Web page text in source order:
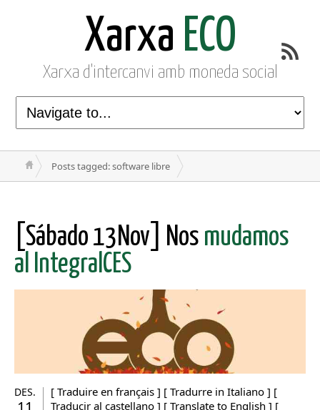
Xarxa ECO
Xarxa d'intercanvi amb moneda social
Posts tagged: software libre
[Sábado 13Nov] Nos mudamos
al IntegralCES
DES.
[ Traduire en français ] [ Tradurre in Italiano ] [
Traducir al castellano ] [ Translate to English ] [